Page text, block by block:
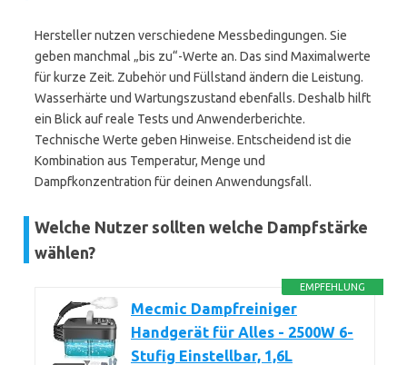
Hersteller nutzen verschiedene Messbedingungen. Sie
geben manchmal „bis zu“-Werte an. Das sind Maximalwerte
für kurze Zeit. Zubehör und Füllstand ändern die Leistung.
Wasserhärte und Wartungszustand ebenfalls. Deshalb hilft
ein Blick auf reale Tests und Anwenderberichte.
Technische Werte geben Hinweise. Entscheidend ist die
Kombination aus Temperatur, Menge und
Dampfkonzentration für deinen Anwendungsfall.
Welche Nutzer sollten welche Dampfstärke
wählen?
EMPFEHLUNG
Mecmic Dampfreiniger
Handgerät für Alles - 2500W 6-
Stufig Einstellbar, 1,6L